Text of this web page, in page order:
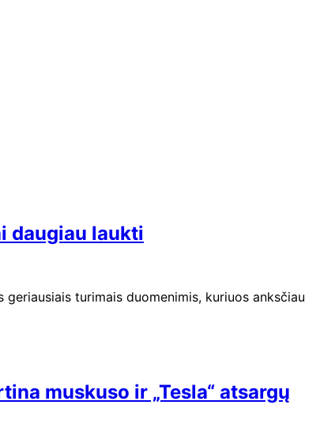
daugiau laukti
turimais duomenimis, kuriuos anksčiau
muskuso ir „Tesla“ atsargų